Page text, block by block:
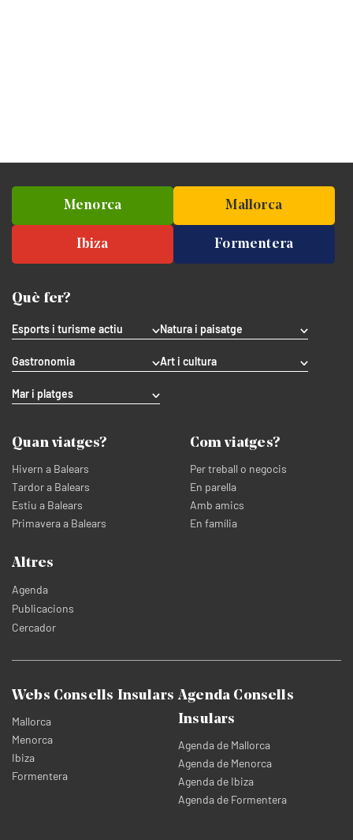
Menorca Mallorca
Ibiza Formentera
Què fer?
Esports i turisme actiu Natura i paisatge
Gastronomia Art i cultura
Mar i platges
Quan viatges?
Hivern a Balears
Tardor a Balears
Estiu a Balears
Primavera a Balears
Com viatges?
Per treball o negocis
En parella
Amb amics
En família
Altres
Agenda
Publicacions
Cercador
Webs Consells Insulars
Mallorca
Menorca
Ibiza
Formentera
Agenda Consells
Insulars
Agenda de Mallorca
Agenda de Menorca
Agenda de Ibiza
Agenda de Formentera